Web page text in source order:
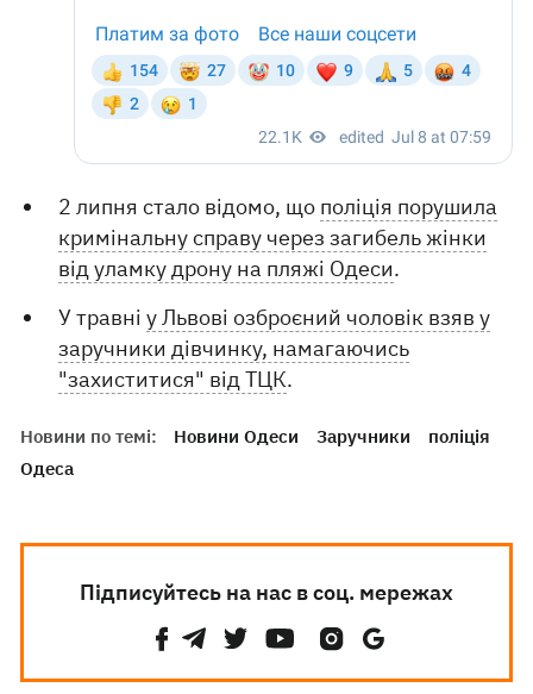
2 липня стало відомо, що поліція порушила
кримінальну справу через загибель жінки
від уламку дрону на пляжі Одеси.
У травніу Львові озброєний чоловік взяв у
заручники дівчинку, намагаючись
"захиститися" від ТЦК.
Новини по темі: Новини Одеси Заручники
поліція
Одеса
Підписуйтесь на нас в соц. мережах